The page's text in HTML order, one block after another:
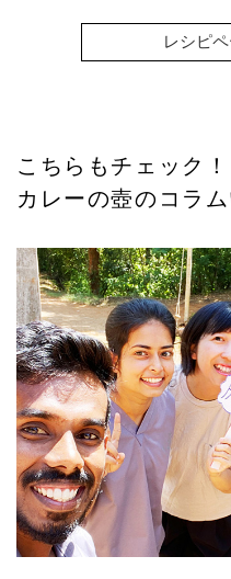
レシピ
こちらもチェック！
カレーの壺のコラ